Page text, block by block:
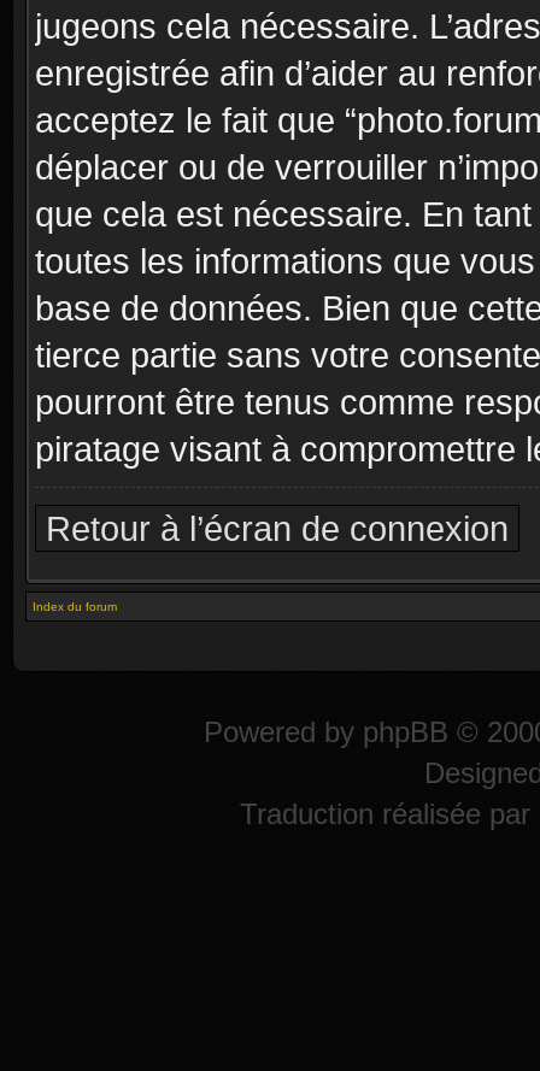
jugeons cela nécessaire.
enregistrée afin d’aider au
acceptez le fait que
déplacer ou de verrouiller
que cela est nécessaire. En
toutes les informations que
base de données. Bien que
tierce partie sans votre
pourront être tenus comme
piratage visant à compromettre
Retour à l’écran de connexion
Index du forum
Powered by phpBB ©
Traduction réalisée par